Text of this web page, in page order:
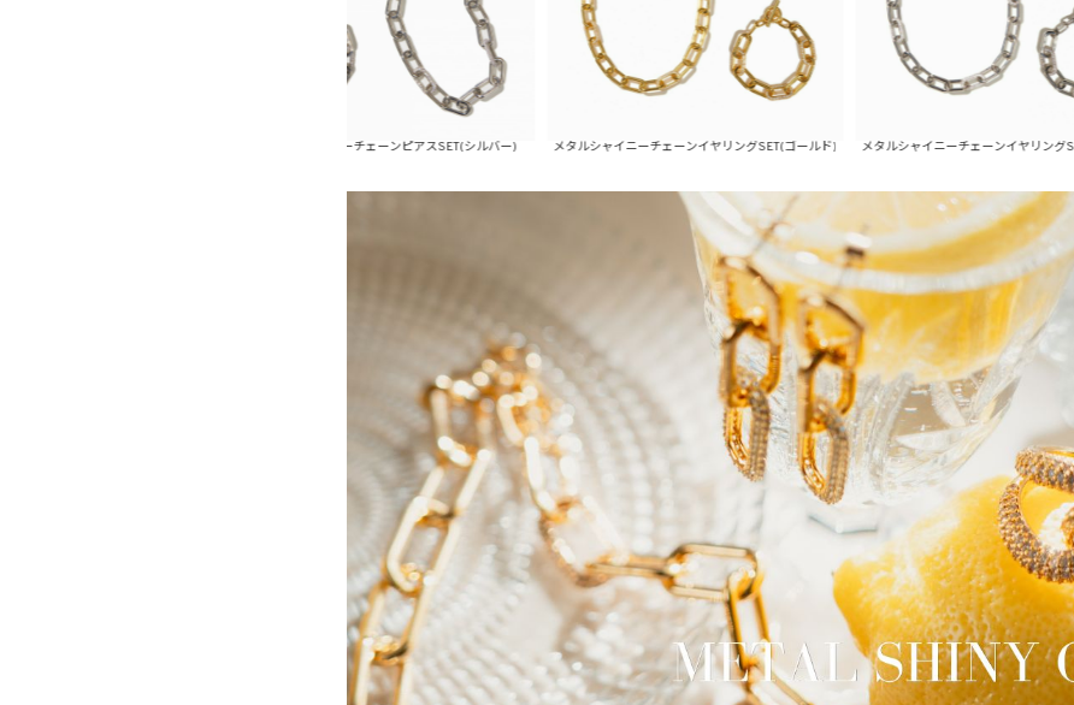
メタルシャイニーチェーンピアスSET(シルバー) メタルシャイニーチェーンイヤリングSET(ゴールド) メタルシャイニーチェーンイヤリングSET(シルバー)